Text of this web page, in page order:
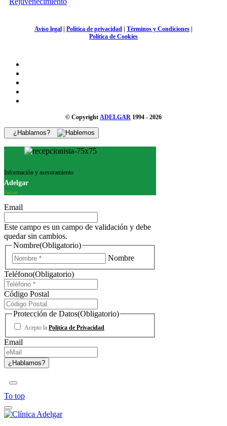
Aviso legal Política de privacidad Términos y Condiciones
Política de Cookies
© Copyright ADELGAR 1994 - 2026
¿Hablamos?
Información y asesoramiento
Adelgar
Online
Email
Este campo es un campo de validación y debe
quedar sin cambios.
Nombre(Obligatorio)
Nombre
Teléfono(Obligatorio)
Código Postal
Protección de Datos(Obligatorio)
Acepto la Política de Privacidad
Email
To top